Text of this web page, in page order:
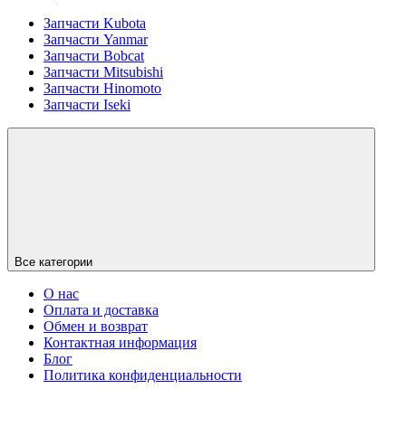
Запчасти Kubota
Запчасти Yanmar
Запчасти Bobcat
Запчасти Mitsubishi
Запчасти Hinomoto
Запчасти Iseki
Все категории
О нас
Оплата и доставка
Обмен и возврат
Контактная информация
Блог
Политика конфиденциальности